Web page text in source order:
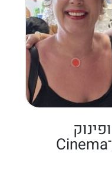
לעובדות הלל יפה ב־Cinema